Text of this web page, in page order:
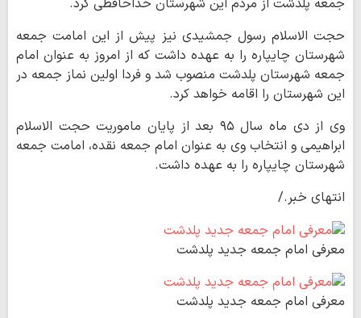
جمعه پلدشت از مردم این شهرستان خداحافظی کرد.
حجت الاسلام رسول جمشیدی نیز پیش از این امامت جمعه
شهرستان چایپاره را به عهده داشت که از امروز به عنوان امام
جمعه شهرستان پلدشت منصوب شد و فردا اولین نماز جمعه در
این شهرستان را اقامه خواهد کرد.
وی از دی ماه سال ۹۵ بعد از پایان ماموریت حجت الاسلام
ابراهیمی و انتخاب وی به عنوان امام جمعه نقده، امامت جمعه
شهرستان چایپاره را به عهده داشت.
انتهای خبر./
معرفی امام جمعه جدید پلدشت
معرفی امام جمعه جدید پلدشت